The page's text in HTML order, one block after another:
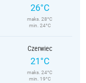
26°C
maks. 28°C
min. 24°C
Czerwiec
21°C
maks. 24°C
min. 19°C